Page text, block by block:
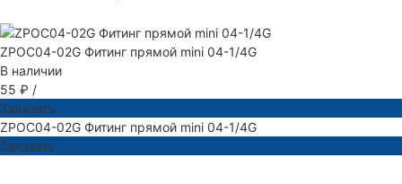
ZPOC04-02G Фитинг прямой mini 04-1/4G
В наличии
55 ₽ /
Заказать
ZPOC04-02G Фитинг прямой mini 04-1/4G
Заказать